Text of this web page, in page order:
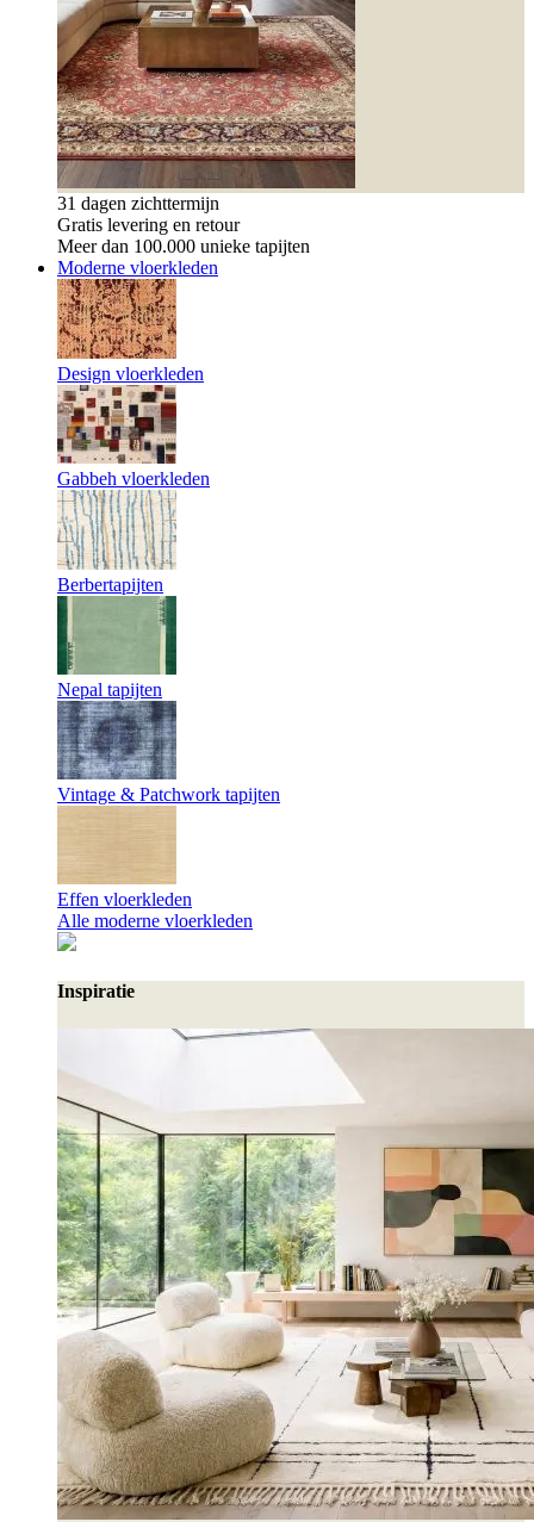
31 dagen zichttermijn
Gratis levering en retour
Meer dan 100.000 unieke tapijten
Moderne vloerkleden
Design vloerkleden
Gabbeh vloerkleden
Berbertapijten
Nepal tapijten
Vintage & Patchwork tapijten
Effen vloerkleden
Alle moderne vloerkleden
Inspiratie